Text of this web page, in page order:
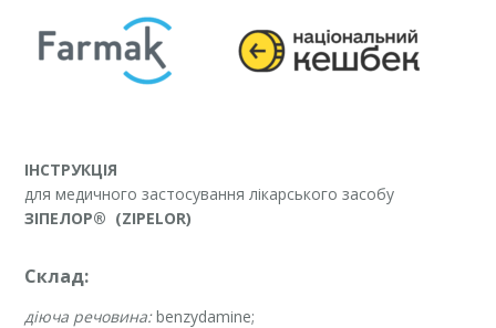
ІНСТРУКЦІЯ
для медичного застосування лікарського засобу
ЗІПЕЛОР® (ZIPELOR)
Склад:
діюча речовина:benzydamine;